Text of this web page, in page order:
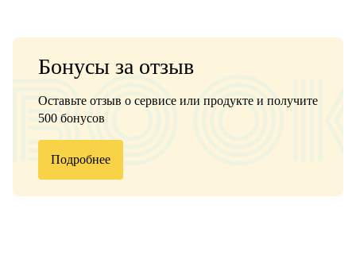
Бонусы за отзыв
Оставьте отзыв о сервисе или продукте и получите
500 бонусов
Подробнее